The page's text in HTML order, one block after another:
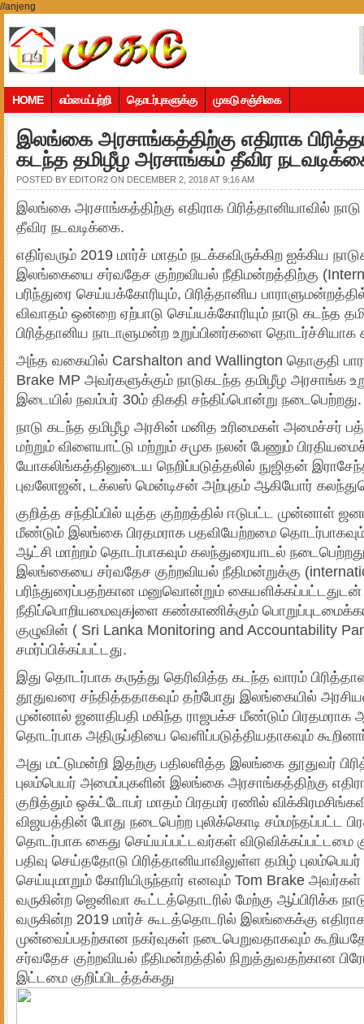
//anjeng
HOME எம்மைப்பற்றி தொடர்புகளுக்கு முகடு சஞ்சிகை
இலங்கை அரசாங்கத்திற்கு எதிராக
கடந்த தமிழீழ அரசாங்கம் தீவிர
POSTED BY EDITOR2 ON DECEMBER 2, 2018 AT 9:16 AM
இலங்கை அரசாங்கத்திற்கு எதிராக பிரித்தானியாவில்
தீவிர நடவடிக்கை.
எதிர்வரும் 2019 மார்ச் மாதம் நடக்கவிருக்கிற ஐக்கிய
இலங்கையை சர்வதேச குற்றவியல் நீதிமன்றத்திற்கு
பரிந்துரை செய்யக்கோரியும், பிரித்தானிய
விவாதம் ஒன்றை ஏற்பாடு செய்யக்கோரியும் நாடு கடந்த
பிரித்தானிய நாடாளுமன்ற உறுப்பினர்களை தொடர்ச்சியாக
அந்த வகையில் Carshalton and Wallington தொகுதி
Brake MP அவர்களுக்கும் நாடுகடந்த தமிழீழ அரசாங்க
இடையில் நவம்பர் 30ம் திகதி சந்திப்பொன்று நடைபெற்றது.
நாடு கடந்த தமிழீழ அரசின் மனித உரிமைகள்
மற்றும் விளையாட்டு மற்றும் சமுக நலன் பேணும்
யோகலிங்கத்தினுடைய நெறிப்படுத்தலில் நுஜிதன்
புவலோஜன், டக்லஸ் மென்டிசன் அற்புதம் ஆகியோர்
குறித்த சந்திப்பில் யுத்த குற்றத்தில் ஈடுபட்ட முன்னாள்
மீண்டும் இலங்கை பிரதமராக பதவியேற்றமை
ஆட்சி மாற்றம் தொடர்பாகவும் கலந்துரையாடல்
இலங்கையை சர்வதேச குற்றவியல் நீதிமன்றுக்கு
பரிந்துரைப்பதற்கான மனுவொன்றும்
நீதிப்பொறியமைவுகjளை கண்காணிக்கும்
குழுவின் ( Sri Lanka Monitoring and Accountability
சமர்ப்பிக்கப்பட்டது.
இது தொடர்பாக கருத்து தெரிவித்த கடந்த வாரம்
தூதுவரை சந்தித்ததாகவும் தற்போது இலங்கையில் அரசியல்
முன்னால் ஜனாதிபதி மகிந்த ராஜபக்ச மீண்டும் பிரதமராக
தொடர்பாக அதிருப்தியை வெளிப்படுத்தியதாகவும்
அது மட்டுமன்றி இதற்கு பதிலளித்த இலங்கை தூதுவர்
புலம்பெயர் அமைப்புகளின் இலங்கை அரசாங்கத்திற்கு
குறித்தும் ஒக்ட்டோபர் மாதம் பிரதமர் ரணில்
விஜயத்தின் போது நடைபெற்ற புலிக்கொடி சம்மந்தப்பட்ட
தொடர்பாக கைது செய்யப்பட்டவர்கள்
பதிவு செய்ததோடு பிரித்தானியாவிலுள்ள தமிழ்
செய்யுமாறும் கோரியிருந்தார் எனவும் Tom Brake
வருகின்ற ஜெனிவா கூட்டத்தொடரில் மேற்கு ஆப்பிரிக்க
வருகின்ற 2019 மார்ச் கூடத்தொடரில் இலங்கைக்கு
முன்வைப்பதற்கான நகர்வுகள் நடைபெறுவதாகவும்
சர்வதேச குற்றவியல் நீதிமன்றத்தில் நிறுத்துவதற்கான
இட்டமை குறிப்பிடத்தக்கது